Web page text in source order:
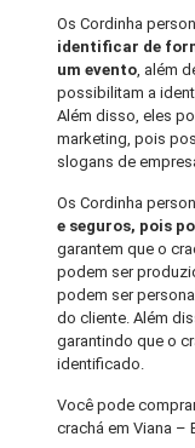
Os Cordinha
identificar de
um evento, além
possibilitam a
Além disso, eles
marketing, pois
slogans de
Os Cordinha
e seguros, pois
garantem que o
podem ser
podem ser
do cliente. Além
garantindo que o
identificado.
Você pode
crachá em Viana –